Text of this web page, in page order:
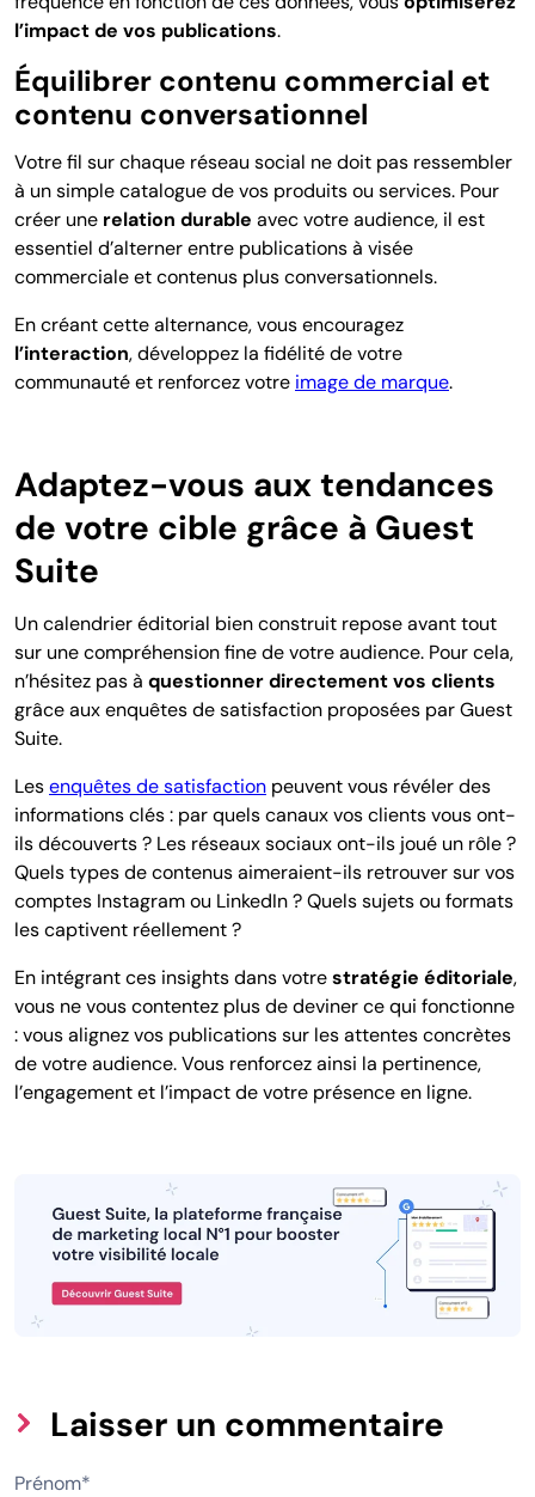
l’impact de vos publications.
Équilibrer contenu commercial et
contenu conversationnel
Votre fil sur chaque réseau social ne doit pas ressembler
à un simple catalogue de vos produits ou services. Pour
créer une relation durable avec votre audience, il est
essentiel d’alterner entre publications à visée
commerciale et contenus plus conversationnels.
En créant cette alternance, vous encouragez
l’interaction, développez la fidélité de votre
communauté et renforcez votre image de marque.
Adaptez-vous aux tendances
de votre cible grâce à Guest
Suite
Un calendrier éditorial bien construit repose avant tout
sur une compréhension fine de votre audience. Pour cela,
n’hésitez pas à questionner directement vos clients
grâce aux enquêtes de satisfaction proposées par Guest
Suite.
Lesenquêtes de satisfaction peuvent vous révéler des
informations clés : par quels canaux vos clients vous ont-
ils découverts ? Les réseaux sociaux ont-ils joué un rôle ?
Quels types de contenus aimeraient-ils retrouver sur vos
comptes Instagram ou LinkedIn ? Quels sujets ou formats
les captivent réellement ?
En intégrant ces insights dans votrestratégie éditoriale,
vous ne vous contentez plus de deviner ce qui fonctionne
: vous alignez vos publications sur les attentes concrètes
de votre audience. Vous renforcez ainsi la pertinence,
l’engagement et l’impact de votre présence en ligne.
Laisser un commentaire
Prénom*